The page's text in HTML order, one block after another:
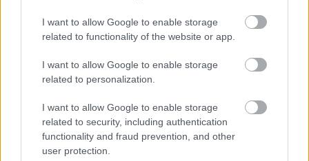
I want to allow Google to enable storage
related to functionality of the website or app.
I want to allow Google to enable storage
related to personalization.
I want to allow Google to enable storage
related to security, including authentication
functionality and fraud prevention, and other
user protection.